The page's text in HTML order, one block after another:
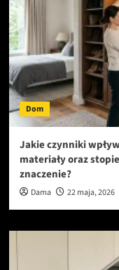
Dom
Jakie czynniki
materiały oraz
znaczenie?
Dama 22 maja, 2026